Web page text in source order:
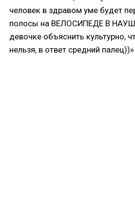
человек в здравом уме будет
полосы на ВЕЛОСИПЕДЕ В
девочке объяснить культурно,
нельзя, в ответ средний палец))»